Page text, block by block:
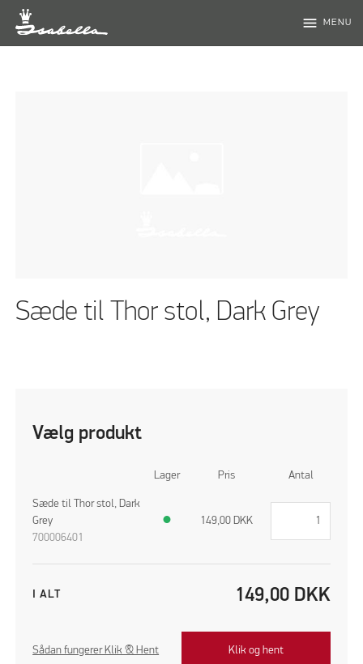
menu MENU
Sæde til Thor stol, Dark Grey
Vælg produkt
Lager Pris Antal
Sæde til Thor stol, Dark
Grey
700006401
● 149,00 DKK
I ALT 149,00 DKK
Sådan fungerer Klik & Hent Klik og hent